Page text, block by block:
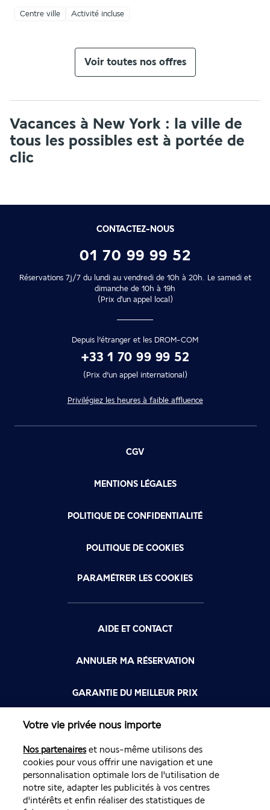
Centre ville Activité incluse
Voir toutes nos offres
Vacances à New York : la ville de
tous les possibles est à portée de
clic
CONTACTEZ-NOUS
01 70 99 99 52
Réservations 7j/7 du lundi au vendredi de 10h à 20h. Le samedi et
dimanche de 10h à 19h
(Prix d'un appel local)
Depuis l’étranger et les DROM-COM
+33 1 70 99 99 52
(Prix d’un appel international)
Privilégiez les heures à faible affluence
CGV
MENTIONS LÉGALES
POLITIQUE DE CONFIDENTIALITÉ
POLITIQUE DE COOKIES
PARAMÉTRER LES COOKIES
AIDE ET CONTACT
ANNULER MA RÉSERVATION
GARANTIE DU MEILLEUR PRIX
FLYING BLUE
FLEXIBILITÉ
Votre vie privée nous importe
Nos partenaireset nous-même utilisons des
cookies pour vous offrir une navigation et une
personnalisation optimale lors de l'utilisation de
notre site, adapter les publicités à vos centres
d'intérêts et enfin réaliser des statistiques de